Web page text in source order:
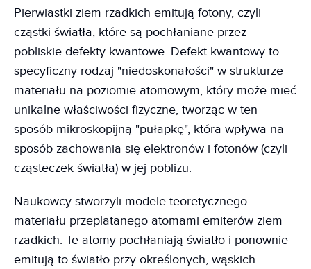
Pierwiastki ziem rzadkich emitują fotony, czyli
cząstki światła, które są pochłaniane przez
pobliskie defekty kwantowe. Defekt kwantowy to
specyficzny rodzaj "niedoskonałości" w strukturze
materiału na poziomie atomowym, który może mieć
unikalne właściwości fizyczne, tworząc w ten
sposób mikroskopijną "pułapkę", która wpływa na
sposób zachowania się elektronów i fotonów (czyli
cząsteczek światła) w jej pobliżu.
Naukowcy stworzyli modele teoretycznego
materiału przeplatanego atomami emiterów ziem
rzadkich. Te atomy pochłaniają światło i ponownie
emitują to światło przy określonych, wąskich